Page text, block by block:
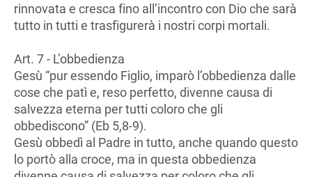
rinnovata e cresca fino all’incontro con Dio che sarà
tutto in tutti e trasfigurerà i nostri corpi mortali.
Art. 7 - L’obbedienza
Gesù “pur essendo Figlio, imparò l’obbedienza dalle
cose che patì e, reso perfetto, divenne causa di
salvezza eterna per tutti coloro che gli
obbediscono” (Eb 5,8-9).
Gesù obbedì al Padre in tutto, anche quando questo
lo portò alla croce, ma in questa obbedienza